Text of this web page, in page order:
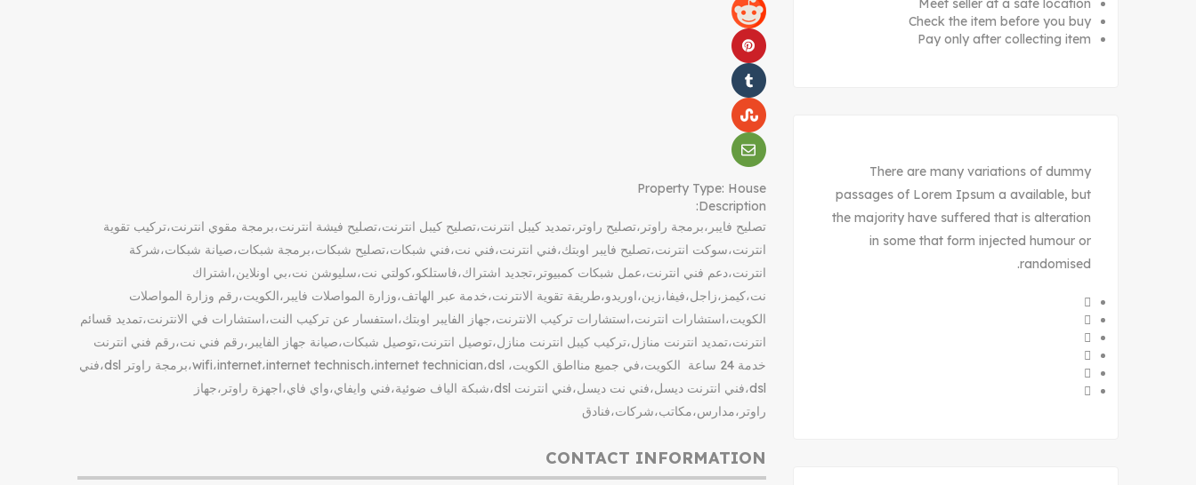
Property Type: House
Description:
تصليح فايبر،برمجة راوتر،تصليح راوتر،تمديد كيبل انترنت،تصليح كيبل انترنت،تصليح فيشة انترنت،برمجة مقوي انترنت،تركيب تقوية
انترنت،سوكت انترنت،تصليح فايبر اوبتك،فني انترنت،فني نت،فني شبكات،تصليح شبكات،برمجة شبكات،صيانة شبكات،شركة
انترنت،دعم فني انترنت،عمل شبكات كمبيوتر،تجديد اشتراك،فاستلكو،كولتي نت،سليوشن نت،بي اونلاين،اشتراك
نت،كيمز،زاجل،فيفا،زين،اوريدو،طريقة تقوية الانترنت،خدمة عبر الهاتف،وزارة المواصلات فايبر،الكويت،رقم وزارة المواصلات
الكويت،استشارات انترنت،استشارات تركيب الانترنت،جهاز الفايبر اوبتك،استفسار عن تركيب النت،استشارات في الانترنت،تمديد قسائم
انترنت،تمديد انترنت منازل،تركيب كيبل انترنت منازل،توصيل انترنت،توصيل شبكات،صيانة جهاز الفايبر،رقم فني نت،رقم فني انترنت
خدمة 24 ساعة الكويت،في جميع منااطق الكويت، wifi،internet،internet technisch،internet technician،dsl،برمجة راوتر dsl،فني
dsl،فني انترنت ديسل،فني نت ديسل،فني انترنت dsl،شبكة الياف ضوئية،فني وايفاي،واي فاي،اجهزة راوتر،جهاز
راوتر،مدارس،مكاتب،شركات،فنادق
CONTACT INFORMATION
Meet seller at a safe location
Check the item before you buy
Pay only after collecting item
There are many variations of dummy
passages of Lorem Ipsum a available, but
the majority have suffered that is alteration
in some that form injected humour or
randomised.